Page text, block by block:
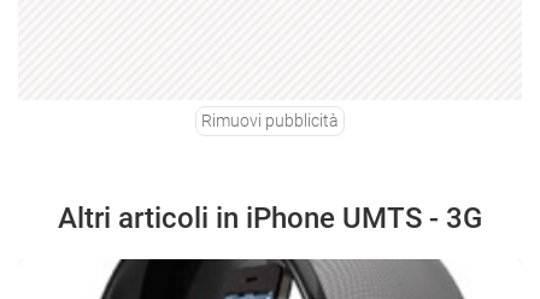
Rimuovi pubblicità
Altri articoli in iPhone UMTS - 3G